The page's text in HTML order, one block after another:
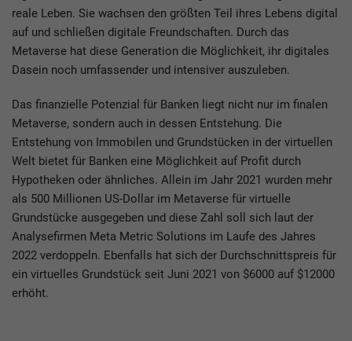
reale Leben. Sie wachsen den größten Teil ihres Lebens digital
auf und schließen digitale Freundschaften. Durch das
Metaverse hat diese Generation die Möglichkeit, ihr digitales
Dasein noch umfassender und intensiver auszuleben.
Das finanzielle Potenzial für Banken liegt nicht nur im finalen
Metaverse, sondern auch in dessen Entstehung. Die
Entstehung von Immobilen und Grundstücken in der virtuellen
Welt bietet für Banken eine Möglichkeit auf Profit durch
Hypotheken oder ähnliches. Allein im Jahr 2021 wurden mehr
als 500 Millionen US-Dollar im Metaverse für virtuelle
Grundstücke ausgegeben und diese Zahl soll sich laut der
Analysefirmen Meta Metric Solutions im Laufe des Jahres
2022 verdoppeln. Ebenfalls hat sich der Durchschnittspreis für
ein virtuelles Grundstück seit Juni 2021 von $6000 auf $12000
erhöht.